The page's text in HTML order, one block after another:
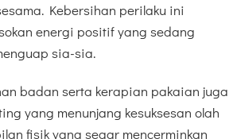
Kebersihan perilaku ini
energi positif yang sedang
sia-sia.
badan serta kerapian pakaian juga
yang menunjang kesuksesan olah
fisik yang segar mencerminkan